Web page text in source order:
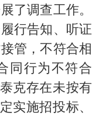
了调查工作。
行告知、听证
管，不符合相
同行为不符合
克存在未按有
实施招投标、